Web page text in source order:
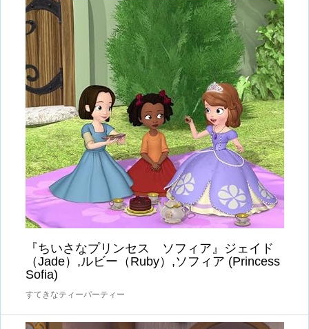
『ちいさなプリンセス ソフィア』ジェイド
（Jade）,ルビー（Ruby）,ソフィア (Princess
Sofia)
すてきなティーパーティー